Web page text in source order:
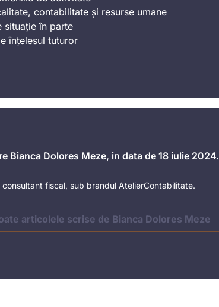
contabilitate și resurse umane
situație în parte
înțelesul tuturor
Bianca Dolores Meze, in data de 18 iulie 2024.
fiscal, sub brandul AtelierContabilitate.
articolele scrise de Bianca Dolores Meze